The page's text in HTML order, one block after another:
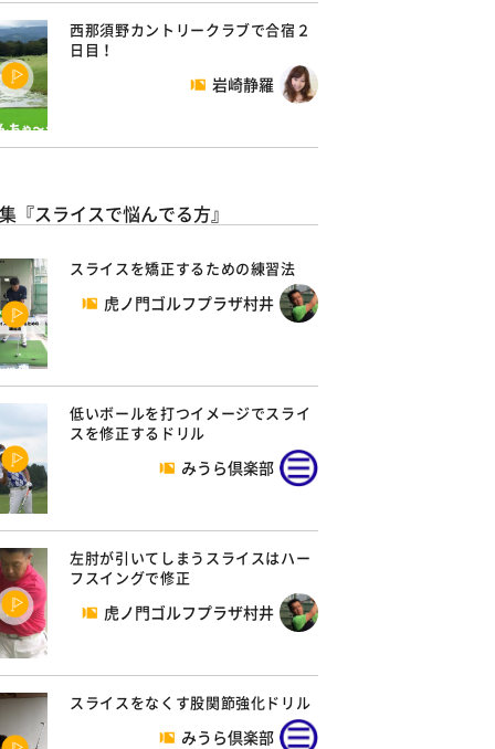
西那須野カントリークラブで合宿２
日目！
岩崎静羅
『スライスで悩んでる方』
スライスを矯正するための練習法
虎ノ門ゴルフプラザ村井
低いボールを打つイメージでスライ
スを修正するドリル
みうら倶楽部
左肘が引いてしまうスライスはハー
フスイングで修正
虎ノ門ゴルフプラザ村井
スライスをなくす股関節強化ドリル
みうら倶楽部